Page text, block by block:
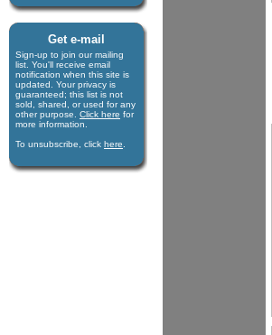
Get e-mail
Sign-up to join our mail­ing
list. You'll receive e­mail
notification when this site is
updated. Your privacy is
guaran­teed; this list is not
sold, shared, or used for any
other purpose. Click here for
more infor­mation.
To unsubscribe, click here